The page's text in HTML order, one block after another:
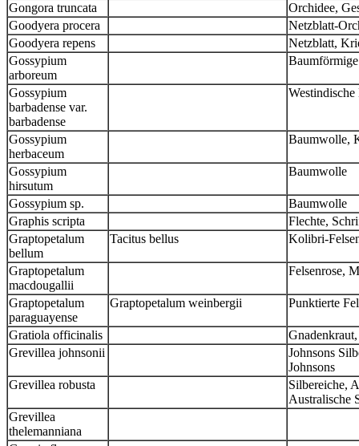
Gongora truncata
Orchidee,
Goodyera procera
Netzblatt-
Goodyera repens
Netzblatt,
Gossypium
arboreum
Gossypium
barbadense var.
barbadense
Gossypium
herbaceum
Baumwolle,
Gossypium
hirsutum
Baumwolle
Gossypium sp.
Baumwolle
Graphis scripta
Flechte,
Graptopetalum
bellum
Tacitus bellus Kolibri-
Graptopetalum
macdougallii
Felsenrose,
Graptopetalum
paraguayense
Graptopetalum weinbergii Punktierte
Gratiola officinalis
Grevillea johnsonii
Johnsons
Johnsons
Grevillea robusta
Silbereiche,
Australische
Grevillea
thelemanniana